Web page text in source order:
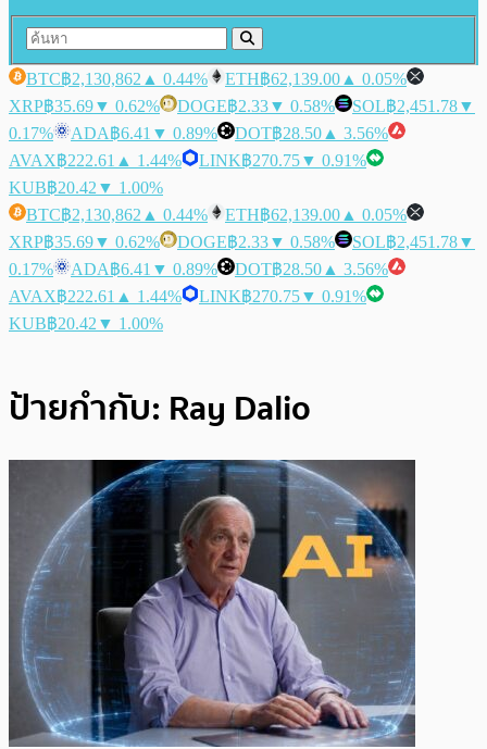
BTC฿2,130,862 ▲ 0.44% ETH฿62,139.00 ▲ 0.05%
XRP฿35.69▼ 0.62% DOGE฿2.33▼ 0.58% SOL฿2,451.78▼
0.17%
ADA฿6.41 ▼ 0.89% DOT฿28.50 ▲ 3.56%
AVAX฿222.61 ▲ 1.44% LINK฿270.75▼ 0.91%
KUB฿20.42 ▼ 1.00%
BTC฿2,130,862 ▲ 0.44% ETH฿62,139.00 ▲ 0.05%
XRP฿35.69▼ 0.62% DOGE฿2.33▼ 0.58% SOL฿2,451.78▼
0.17%
ADA฿6.41 ▼ 0.89% DOT฿28.50 ▲ 3.56%
AVAX฿222.61 ▲ 1.44% LINK฿270.75▼ 0.91%
KUB฿20.42 ▼ 1.00%
ป้ายกำกับ: Ray Dalio